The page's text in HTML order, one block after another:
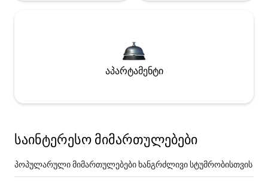
აპარტამენტი
საინტერესო მიმართულებები
პოპულარული მიმართულებები ხანგრძლივი სტუმრობისთვის